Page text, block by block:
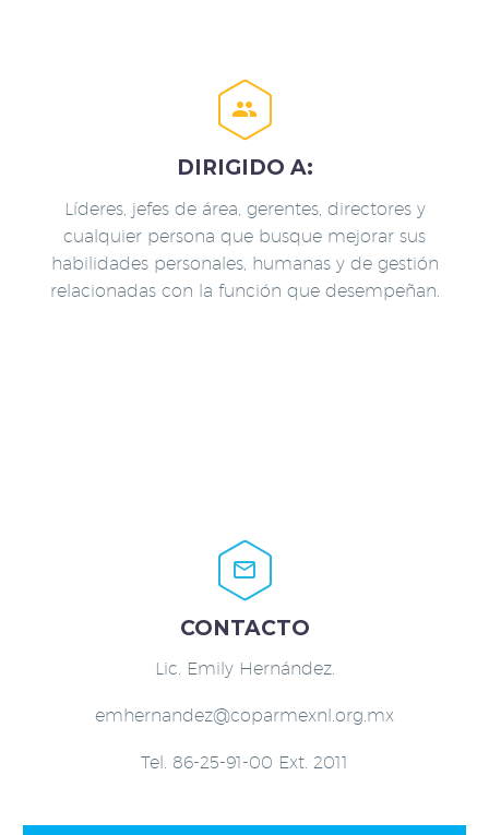


DIRIGIDO A:
Líderes, jefes de área, gerentes, directores y
cualquier persona que busque mejorar sus
habilidades personales, humanas y de gestión
relacionadas con la función que desempeñan.


CONTACTO
Lic. Emily Hernández.
emhernandez@coparmexnl.org.mx
Tel. 86-25-91-00 Ext. 2011